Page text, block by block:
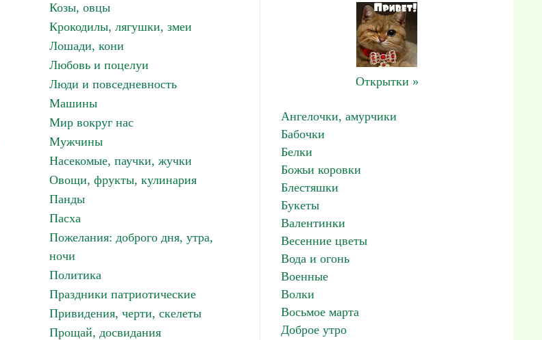
Козы, овцы
Крокодилы, лягушки, змеи
Лошади, кони
Любовь и поцелуи
Люди и повседневность
Машины
Мир вокруг нас
Мужчины
Насекомые, паучки, жучки
Овощи, фрукты, кулинария
Панды
Пасха
Пожелания: доброго дня, утра,
ночи
Политика
Праздники патриотические
Привидения, черти, скелеты
Прощай, досвидания
Открытки »
Ангелочки, амурчики
Бабочки
Белки
Божьи коровки
Блестяшки
Букеты
Валентинки
Весенние цветы
Вода и огонь
Военные
Волки
Восьмое марта
Доброе утро